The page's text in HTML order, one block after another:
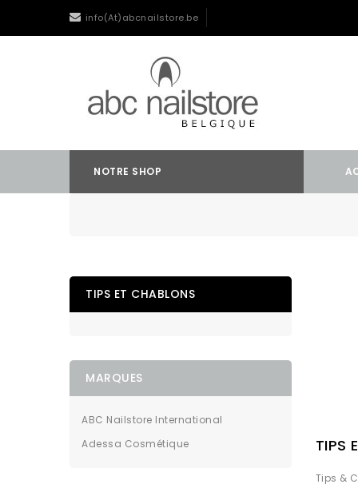
info(At)abcnailstore.be
NOTRE SHOP
TIPS ET CHABLONS
MARQUES
ABC Nailstore International
Adessa Cosmétique
TIPS
Tips &